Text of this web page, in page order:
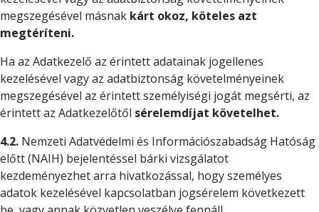
megszegésével másnak kárt okoz, köteles azt
megtéríteni.
Ha az Adatkezelő az érintett adatainak jogellenes
kezelésével vagy az adatbiztonság követelményeinek
megszegésével az érintett személyiségi jogát megsérti, az
érintett az Adatkezelőtől sérelemdíjat követelhet.
4.2. Nemzeti Adatvédelmi és Információszabadság Hatóság
előtt (NAIH) bejelentéssel bárki vizsgálatot
kezdeményezhet arra hivatkozással, hogy személyes
adatok kezelésével kapcsolatban jogsérelem következett